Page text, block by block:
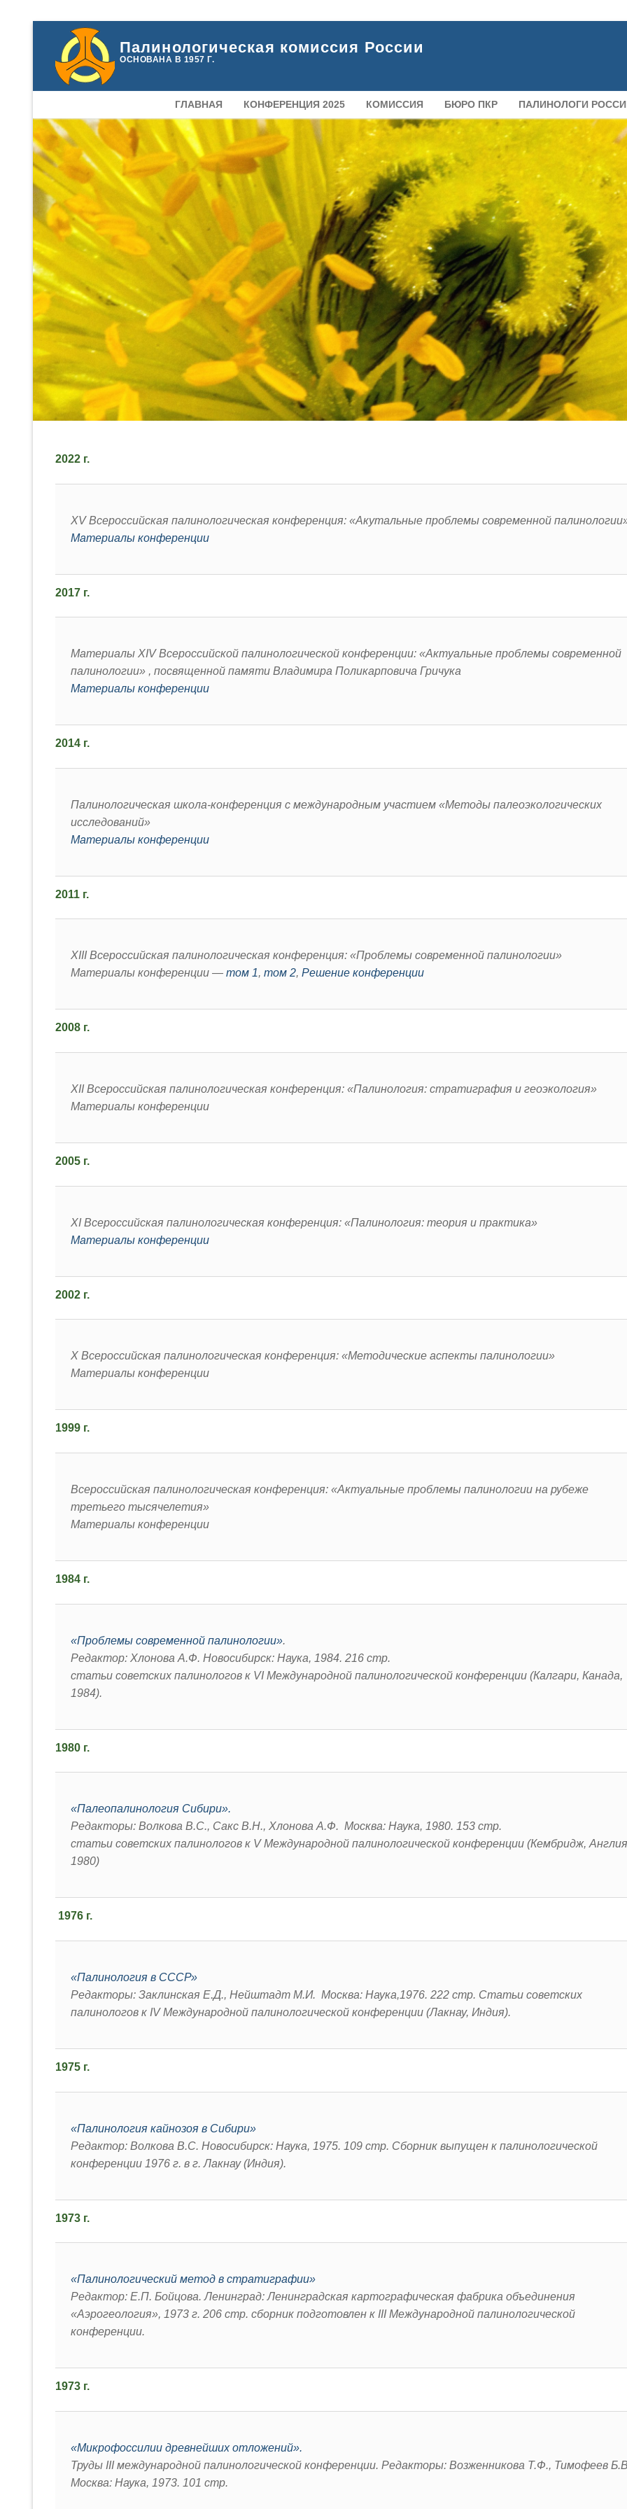
Перейти
содержимому
Палинологическая комиссия России
ОСНОВАНА В 1957 Г.
ГЛАВНАЯ КОНФЕРЕНЦИЯ 2025 КОМИССИЯ БЮРО ПКР ПАЛИНОЛОГИ
2022 г.
XV Всероссийская палинологическая конференция: «Акутальные проблемы современной
Материалы конференции
2017 г.
Материалы XIV Всероссийской палинологической конференции: «Актуальные проблемы современной
палинологии» , посвященной памяти Владимира Поликарповича Гричука
Материалы конференции
2014 г.
Палинологическая школа-конференция с международным участием «Методы палеоэкологических
исследований»
Материалы конференции
2011 г.
XIII Всероссийская палинологическая конференция: «Проблемы современной палинологии»
Материалы конференции —том 1,том 2,Решение конференции
2008 г.
XII Всероссийская палинологическая конференция: «Палинология: стратиграфия и геоэкология»
Материалы конференции
2005 г.
XI Всероссийская палинологическая конференция: «Палинология: теория и практика»
Материалы конференции
2002 г.
X Всероссийская палинологическая конференция: «Методические аспекты палинологии»
Материалы конференции
1999 г.
Всероссийская палинологическая конференция: «Актуальные проблемы палинологии на рубеже
третьего тысячелетия»
Материалы конференции
1984 г.
«Проблемы современной палинологии».
Редактор: Хлонова А.Ф. Новосибирск: Наука, 1984. 216 стр.
статьи советских палинологов к VI Международной палинологической конференции (Калгари, Канада,
1984).
1980 г.
«Палеопалинология Сибири».
Редакторы: Волкова В.С., Сакс В.Н., Хлонова А.Ф. Москва: Наука, 1980. 153 стр.
статьи советских палинологов к V Международной палинологической конференции (Кембридж,
1980)
1976 г.
«Палинология в СССР»
Редакторы: Заклинская Е.Д., Нейштадт М.И. Москва: Наука,1976. 222 стр. Статьи советских
палинологов к IV Международной палинологической конференции (Лакнау, Индия).
1975 г.
«Палинология кайнозоя в Сибири»
Редактор: Волкова В.С. Новосибирск: Наука, 1975. 109 стр. Сборник выпущен к палинологической
конференции 1976 г. в г. Лакнау (Индия).
1973 г.
«Палинологический метод в стратиграфии»
Редактор: Е.П. Бойцова. Ленинград: Ленинградская картографическая фабрика объединения
«Аэрогеология», 1973 г. 206 стр. сборник подготовлен к III Международной палинологической
конференции.
1973 г.
«Микрофоссилии древнейших отложений».
Труды III международной палинологической конференции. Редакторы: Возженникова Т.Ф., Тимофеев
Москва: Наука, 1973. 101 стр.